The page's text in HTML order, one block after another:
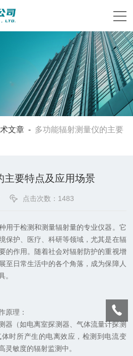
文章 - 多功能辐射测量仪的主要
主要特点及应用场景
点击次数：1483
于检测和测量辐射量的专业仪器。它
保护、医疗、科研等领域，尤其是在辐
的作用。随着社会对辐射防护的重视增
至日常生活中的各个角落，成为保障人
。
原理：
（如电离室探测器、气体流量计探测
时所产生的电离效应，检测到电流变
灵敏度的辐射监测中。